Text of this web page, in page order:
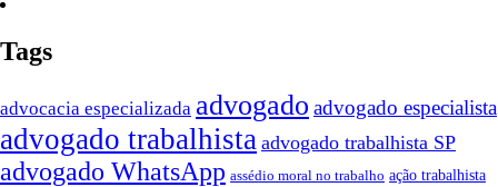
Tags
advocacia especializada advogado advogado especialista
advogado trabalhista advogado trabalhista SP
advogado WhatsApp assédio moral no trabalho ação trabalhista